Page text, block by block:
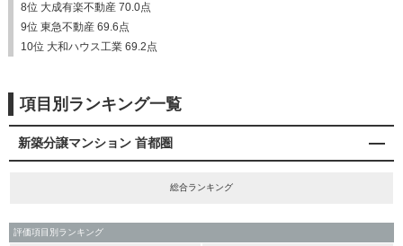
8位 大成有楽不動産 70.0点
9位 東急不動産 69.6点
10位 大和ハウス工業 69.2点
項目別ランキング一覧
新築分譲マンション 首都圏
総合ランキング
評価項目別ランキング